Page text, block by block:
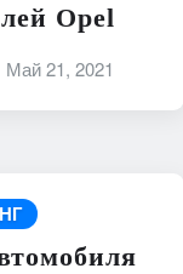
Opel
Май 21, 2021